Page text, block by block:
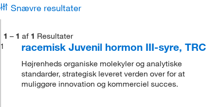
Snævre resultater
1 – 1 af 1 Resultater
1
racemisk Juvenil hormon III-syre, TRC
Højrenheds organiske molekyler og analytiske
standarder, strategisk leveret verden over for at
muliggøre innovation og kommerciel succes.